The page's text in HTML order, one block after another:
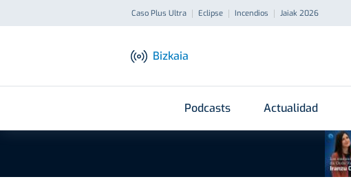
Caso Plus Ultra Eclipse Incendios Jaiak 2026
Bizkaia
Podcasts Actualidad